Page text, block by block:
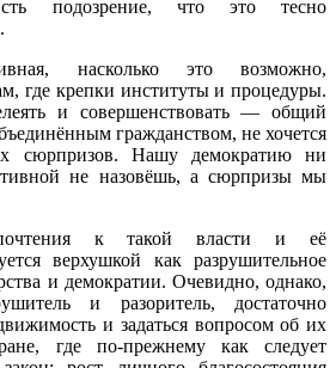
подозрение, что это тесно
насколько это возможно,
где крепки институты и процедуры.
и совершенствовать — общий
гражданством, не хочется
сюрпризов. Нашу демократию ни
не назовёшь, а сюрпризы мы
к такой власти и её
верхушкой как разрушительное
и демократии. Очевидно, однако,
и разоритель, достаточно
и задаться вопросом об их
где по-прежнему как следует